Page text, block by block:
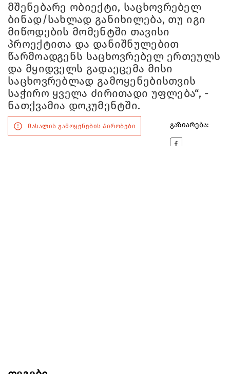
მშენებარე ობიექტი, საცხოვრებელ
ბინად/სახლად განიხილება, თუ იგი
მიწოდების მომენტში თავისი
პროექტითა და დანიშნულებით
წარმოადგენს საცხოვრებელ ერთეულს
და მყიდველს გადაეცემა მისი
საცხოვრებლად გამოყენებისთვის
საჭირო ყველა ძირითადი უფლება“, -
ნათქვამია დოკუმენტში.
მასალის გამოყენების პირობები გაზიარება: